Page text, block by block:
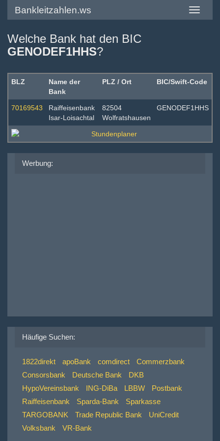
Toggle
Bankleitzahlen.ws
Welche Bank hat den BIC
GENODEF1HHS?
BLZ
Name der
Bank
PLZ / Ort BIC/Swift-Code
70169543
Raiffeisenbank
Isar-Loisachtal
82504
Wolfratshausen
GENODEF1HHS
Werbung:
Häufige Suchen:
1822direkt apoBank comdirect
Commerzbank
Consorsbank
Deutsche Bank
DKB
HypoVereinsbank
ING-DiBa LBBW
Postbank
Raiffeisenbank
Sparda-Bank
Sparkasse
TARGOBANK
Trade Republic Bank
UniCredit
Volksbank
VR-Bank